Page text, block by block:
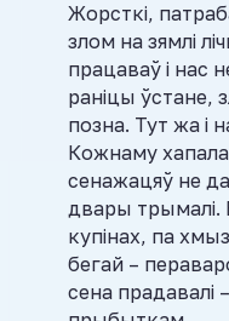
Жорсткі,
злом на зямлі
працаваў і нас
раніцы ўстане,
позна. Тут жа і
Кожнаму
сенажацяў не
двары трымалі.
купінах, па
бегай –
сена прадавалі